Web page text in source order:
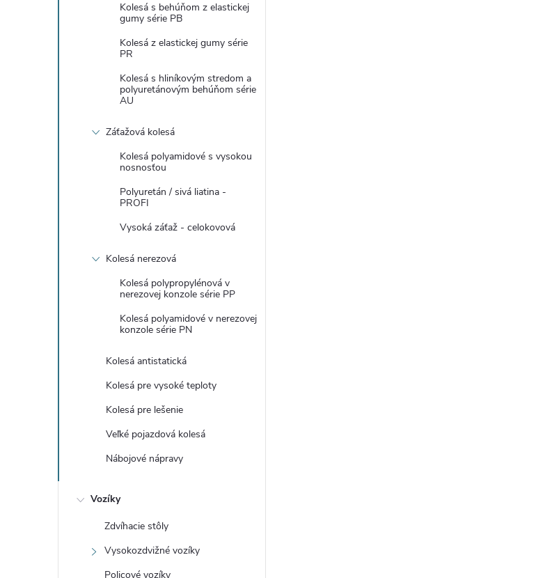
Kolesá s behúňom z elastickej
gumy série PB
Kolesá z elastickej gumy série
PR
Kolesá s hliníkovým stredom a
polyuretánovým behúňom série
AU
Záťažová kolesá
Kolesá polyamidové s vysokou
nosnosťou
Polyuretán / sivá liatina -
PROFI
Vysoká záťaž - celokovová
Kolesá nerezová
Kolesá polypropylénová v
nerezovej konzole série PP
Kolesá polyamidové v nerezovej
konzole série PN
Kolesá antistatická
Kolesá pre vysoké teploty
Kolesá pre lešenie
Veľké pojazdová kolesá
Nábojové nápravy
Vozíky
Zdvíhacie stôly
Vysokozdvižné vozíky
Policové vozíky